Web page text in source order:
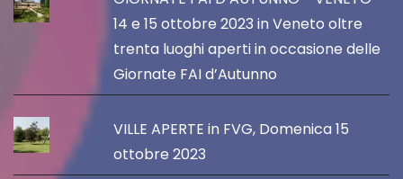
14 e 15 ottobre 2023 in Veneto oltre
trenta luoghi aperti in occasione delle
Giornate FAI d’Autunno
VILLE APERTE in FVG, Domenica 15
ottobre 2023